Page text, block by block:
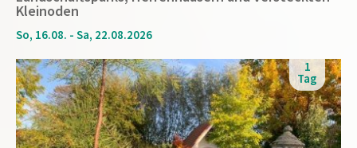
Kleinoden
So, 16.08. - Sa, 22.08.2026
1
Tag